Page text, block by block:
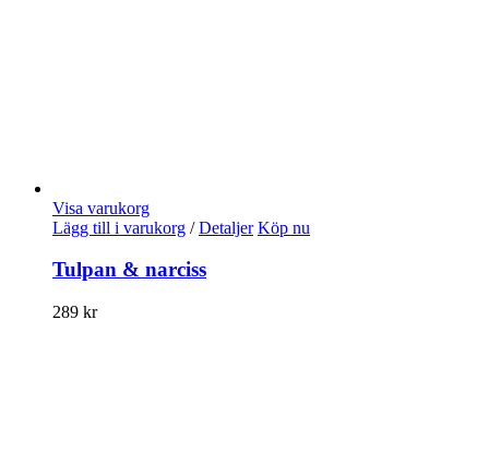
Visa varukorg
Lägg till i varukorg / Detaljer Köp nu
Tulpan & narciss
289 kr